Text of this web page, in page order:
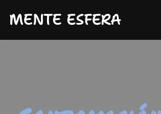
MENTE ESFERA